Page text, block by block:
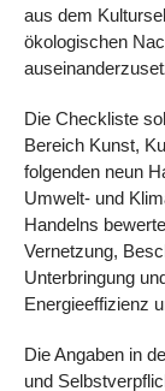
aus dem
ökologischen
Die Checkliste
Bereich Kunst,
folgenden neun
Umwelt- und
Handelns
Vernetzung,
Unterbringung
Energieeffizienz
Die Angaben in
und